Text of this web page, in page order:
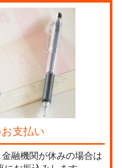
支払い
融機関が休みの場合は